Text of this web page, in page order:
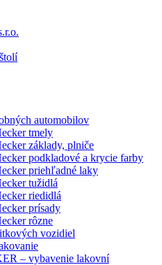
automobilov
tmely
základy, plniče
podkladové a krycie farby
priehľadné laky
tužidlá
riedidlá
prísady
rôzne
vozidiel
– vybavenie lakovní